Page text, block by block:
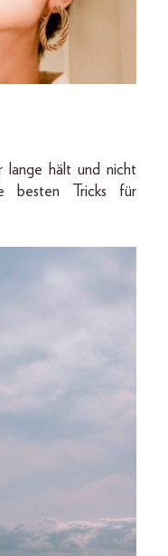
lange hält und nicht
besten Tricks für